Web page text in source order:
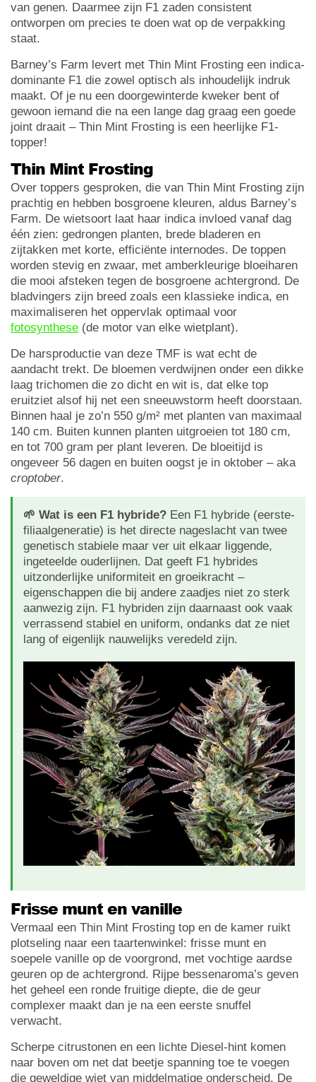
van genen. Daarmee zijn F1 zaden consistent
ontworpen om precies te doen wat op de verpakking
staat.
Barney’s Farm levert met Thin Mint Frosting een indica-
dominante F1 die zowel optisch als inhoudelijk indruk
maakt. Of je nu een doorgewinterde kweker bent of
gewoon iemand die na een lange dag graag een goede
joint draait – Thin Mint Frosting is een heerlijke F1-
topper!
Thin Mint Frosting
Over toppers gesproken, die van Thin Mint Frosting zijn
prachtig en hebben bosgroene kleuren, aldus Barney’s
Farm. De wietsoort laat haar indica invloed vanaf dag
één zien: gedrongen planten, brede bladeren en
zijtakken met korte, efficiënte internodes. De toppen
worden stevig en zwaar, met amberkleurige bloeiharen
die mooi afsteken tegen de bosgroene achtergrond. De
bladvingers zijn breed zoals een klassieke indica, en
maximaliseren het oppervlak optimaal voor
fotosynthese (de motor van elke wietplant).
De harsproductie van deze TMF is wat echt de
aandacht trekt. De bloemen verdwijnen onder een dikke
laag trichomen die zo dicht en wit is, dat elke top
eruitziet alsof hij net een sneeuwstorm heeft doorstaan.
Binnen haal je zo’n 550 g/m² met planten van maximaal
140 cm. Buiten kunnen planten uitgroeien tot 180 cm,
en tot 700 gram per plant leveren. De bloeitijd is
ongeveer 56 dagen en buiten oogst je in oktober – aka
croptober.
🌱 Wat is een F1 hybride? Een F1 hybride (eerste-
filiaalgeneratie) is het directe nageslacht van twee
genetisch stabiele maar ver uit elkaar liggende,
ingeteelde ouderlijnen. Dat geeft F1 hybrides
uitzonderlijke uniformiteit en groeikracht –
eigenschappen die bij andere zaadjes niet zo sterk
aanwezig zijn. F1 hybriden zijn daarnaast ook vaak
verrassend stabiel en uniform, ondanks dat ze niet
lang of eigenlijk nauwelijks veredeld zijn.
Frisse munt en vanille
Vermaal een Thin Mint Frosting top en de kamer ruikt
plotseling naar een taartenwinkel: frisse munt en
soepele vanille op de voorgrond, met vochtige aardse
geuren op de achtergrond. Rijpe bessenaroma’s geven
het geheel een ronde fruitige diepte, die de geur
complexer maakt dan je na een eerste snuffel
verwacht.
Scherpe citrustonen en een lichte Diesel-hint komen
naar boven om net dat beetje spanning toe te voegen
die geweldige wiet van middelmatige onderscheid. De